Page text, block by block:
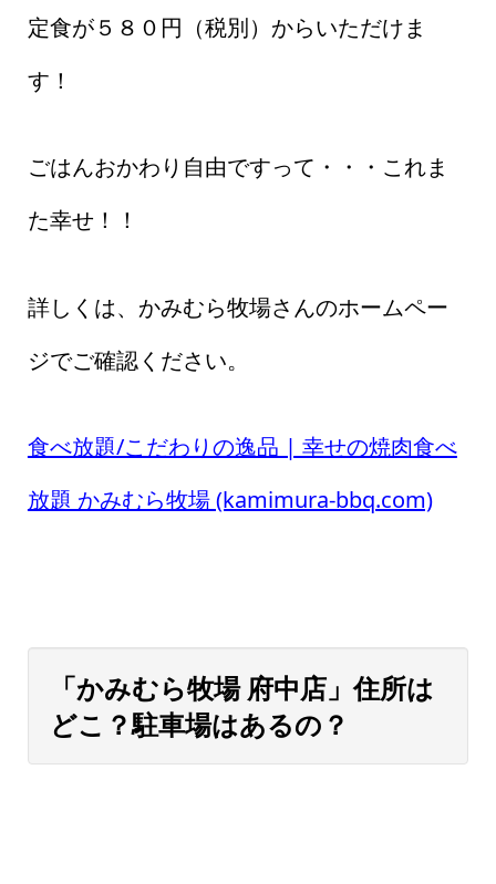
定食が５８０円（税別）からいただけま
す！
ごはんおかわり自由ですって・・・これま
た幸せ！！
詳しくは、かみむら牧場さんのホームペー
ジでご確認ください。
食べ放題/こだわりの逸品 | 幸せの焼肉食べ
放題 かみむら牧場 (kamimura-bbq.com)
「かみむら牧場 府中店」住所は
どこ？駐車場はあるの？